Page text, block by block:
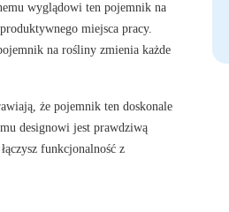
wyglądowi ten pojemnik na
miejsca pracy.
na rośliny zmienia każde
że pojemnik ten doskonale
designowi jest prawdziwą
funkcjonalność z